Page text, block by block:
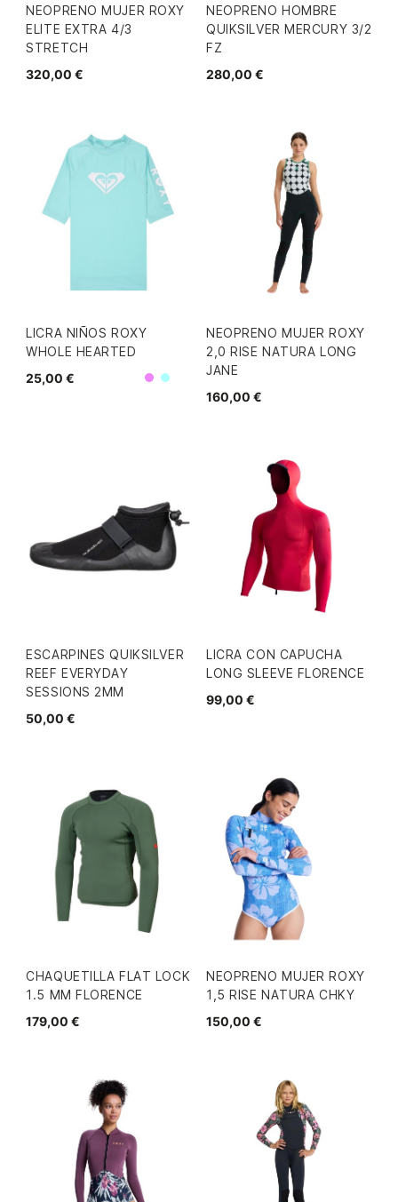
NEOPRENO MUJER ROXY
ELITE EXTRA 4/3
STRETCH
320,00 €
NEOPRENO HOMBRE
QUIKSILVER MERCURY 3/2
FZ
280,00 €
LICRA NIÑOS ROXY
WHOLE HEARTED
25,00 €
Morado
Turquesa
NEOPRENO MUJER ROXY
2,0 RISE NATURA LONG
JANE
160,00 €
ESCARPINES QUIKSILVER
REEF EVERYDAY
SESSIONS 2MM
50,00 €
LICRA CON CAPUCHA
LONG SLEEVE FLORENCE
99,00 €
CHAQUETILLA FLAT LOCK
1.5 MM FLORENCE
179,00 €
NEOPRENO MUJER ROXY
1,5 RISE NATURA CHKY
150,00 €